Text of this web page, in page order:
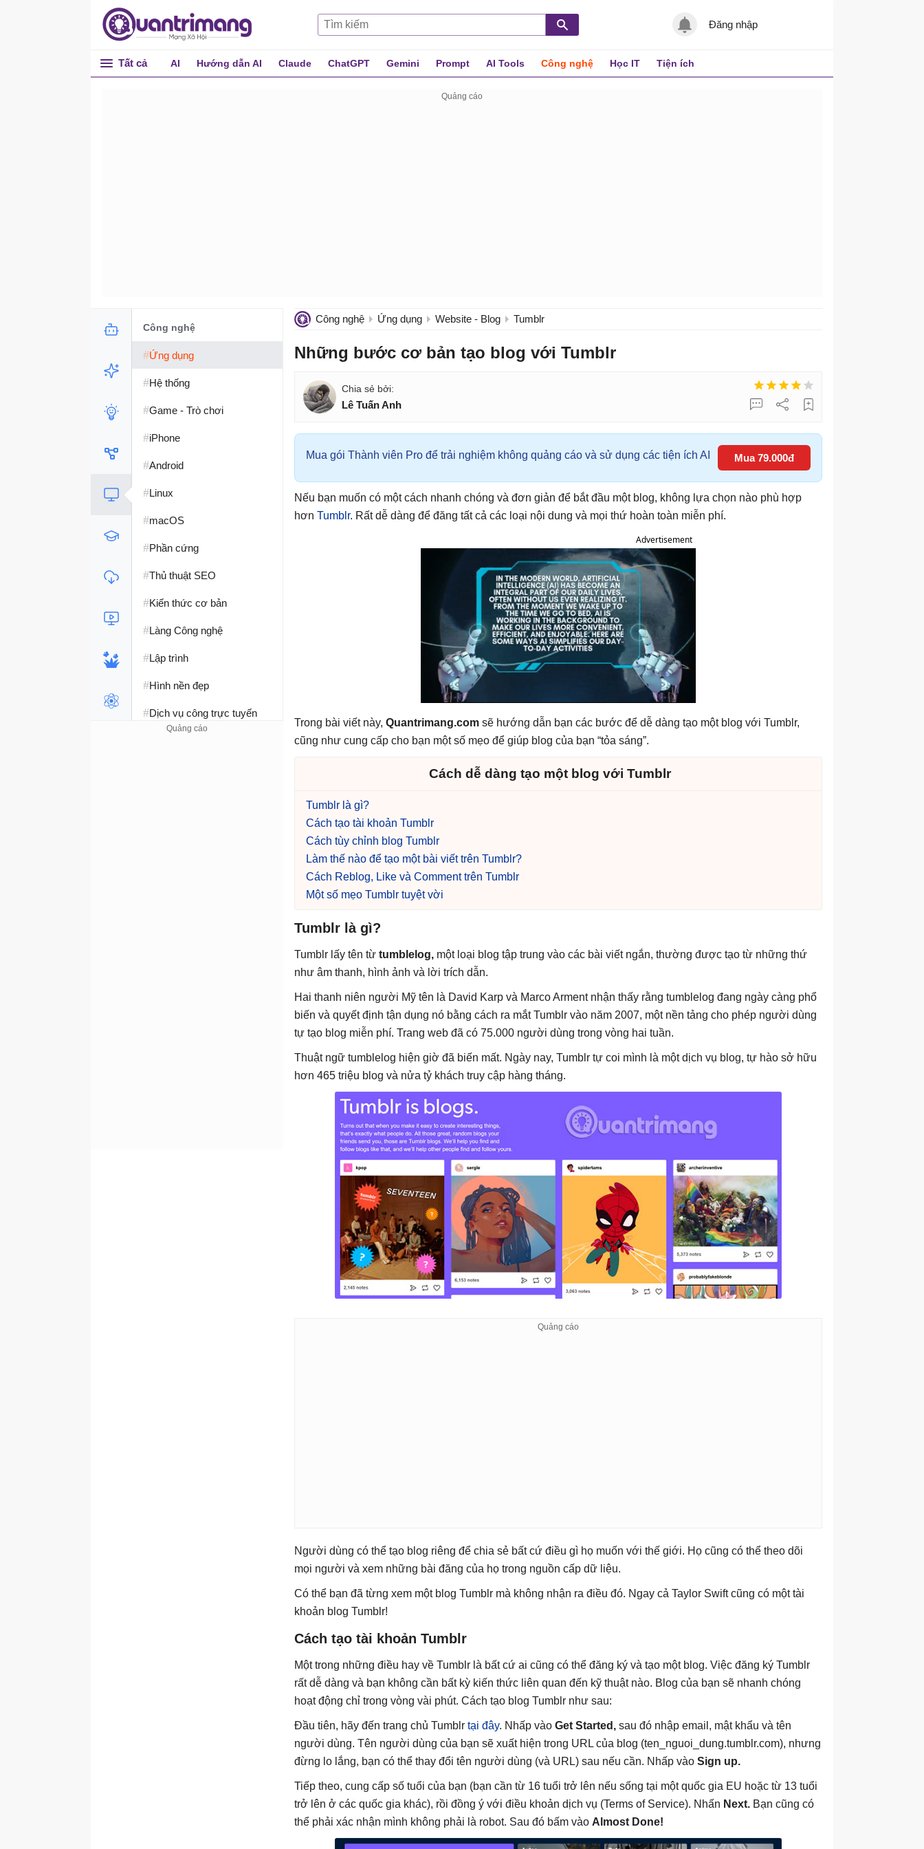
Đăng nhập
Tất cả AI Hướng dẫn AI Claude ChatGPT Gemini Prompt AI Tools Công nghệ Học IT Tiện ích
Công nghệ Ứng dụng Website - Blog Tumblr
Những bước cơ bản tạo blog với Tumblr
Lê Tuấn Anh
Mua gói Thành viên Pro để trải nghiệm không quảng cáo và sử dụng các tiện ích AI Mua 79.000đ
Nếu bạn muốn có một cách nhanh chóng và đơn giản để bắt đầu một blog, không lựa chọn nào phù hợp
hơn Tumblr. Rất dễ dàng để đăng tất cả các loại nội dung và mọi thứ hoàn toàn miễn phí.
Advertisement
Trong bài viết này, Quantrimang.com sẽ hướng dẫn bạn các bước để dễ dàng tạo một blog với Tumblr,
cũng như cung cấp cho bạn một số mẹo để giúp blog của bạn “tỏa sáng”.
Cách dễ dàng tạo một blog với Tumblr
Tumblr là gì?
Cách tạo tài khoản Tumblr
Cách tùy chỉnh blog Tumblr
Làm thế nào để tạo một bài viết trên Tumblr?
Cách Reblog, Like và Comment trên Tumblr
Một số mẹo Tumblr tuyệt vời
Tumblr là gì?
Tumblr lấy tên từ tumblelog, một loại blog tập trung vào các bài viết ngắn, thường được tạo từ những thứ
như âm thanh, hình ảnh và lời trích dẫn.
Hai thanh niên người Mỹ tên là David Karp và Marco Arment nhận thấy rằng tumblelog đang ngày càng phổ
biến và quyết định tận dụng nó bằng cách ra mắt Tumblr vào năm 2007, một nền tảng cho phép người dùng
tự tạo blog miễn phí. Trang web đã có 75.000 người dùng trong vòng hai tuần.
Thuật ngữ tumblelog hiện giờ đã biến mất. Ngày nay, Tumblr tự coi mình là một dịch vụ blog, tự hào sở hữu
hơn 465 triệu blog và nửa tỷ khách truy cập hàng tháng.
Người dùng có thể tạo blog riêng để chia sẻ bất cứ điều gì họ muốn với thế giới. Họ cũng có thể theo dõi
mọi người và xem những bài đăng của họ trong nguồn cấp dữ liệu.
Có thể bạn đã từng xem một blog Tumblr mà không nhận ra điều đó. Ngay cả Taylor Swift cũng có một tài
khoản blog Tumblr!
Cách tạo tài khoản Tumblr
Một trong những điều hay về Tumblr là bất cứ ai cũng có thể đăng ký và tạo một blog. Việc đăng ký Tumblr
rất dễ dàng và bạn không cần bất kỳ kiến ​​thức liên quan đến kỹ thuật nào. Blog của bạn sẽ nhanh chóng
hoạt động chỉ trong vòng vài phút. Cách tạo blog Tumblr như sau:
Đầu tiên, hãy đến trang chủ Tumblr tại đây. Nhấp vào Get Started, sau đó nhập email, mật khẩu và tên
người dùng. Tên người dùng của bạn sẽ xuất hiện trong URL của blog (ten_nguoi_dung.tumblr.com), nhưng
đừng lo lắng, bạn có thể thay đổi tên người dùng (và URL) sau nếu cần. Nhấp vào Sign up.
Tiếp theo, cung cấp số tuổi của bạn (bạn cần từ 16 tuổi trở lên nếu sống tại một quốc gia EU hoặc từ 13 tuổi
trở lên ở các quốc gia khác), rồi đồng ý với điều khoản dịch vụ (Terms of Service). Nhấn Next. Bạn cũng có
thể phải xác nhận mình không phải là robot. Sau đó bấm vào Almost Done!
Công nghệ
#Ứng dụng
#Hệ thống
#Game - Trò chơi
#iPhone
#Android
#Linux
#macOS
#Phần cứng
#Thủ thuật SEO
#Kiến thức cơ bản
#Làng Công nghệ
#Lập trình
#Hình nền đẹp
#Dịch vụ công trực tuyến